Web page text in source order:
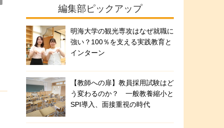
編集部ピックアップ
明海大学の観光専攻はなぜ就職に
強い？100％を支える実践教育と
インターン
【教師への扉】教員採用試験はど
う変わるのか？ 一般教養縮小と
SPI導入、面接重視の時代